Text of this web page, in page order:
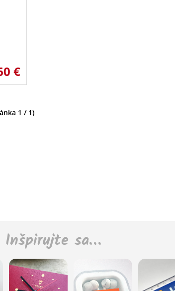
€
1 / 1)
Inšpirujte sa…